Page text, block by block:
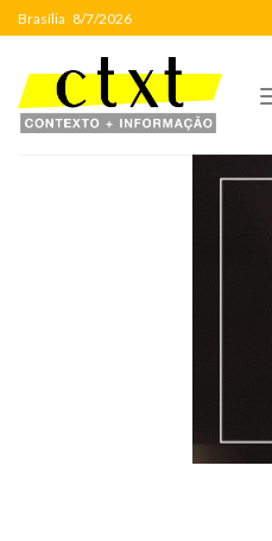
Skip
to
content
Brasília 8/7/2026